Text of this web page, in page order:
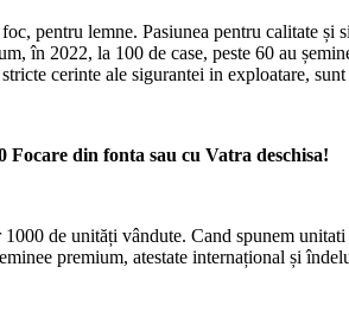
pentru lemne. Pasiunea pentru calitate
în 2022, la 100 de case, peste 60 au
cerinte ale sigurantei in exploatare,
din fonta sau cu Vatra deschisa!
de unități vândute. Cand spunem
premium, atestate internațional și